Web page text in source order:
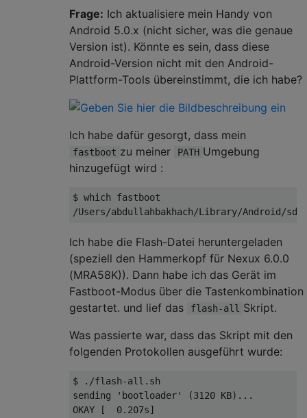
Frage: Ich aktualisiere mein Handy von
Android 5.0.x (nicht sicher, was die genaue
Version ist). Könnte es sein, dass diese
Android-Version nicht mit den Android-
Plattform-Tools übereinstimmt, die ich habe?
Ich habe dafür gesorgt, dass mein
fastboot zu meiner PATH Umgebung
hinzugefügt wird :
$ which fastboot
Ich habe die Flash-Datei heruntergeladen
(speziell den Hammerkopf für Nexux 6.0.0
(MRA58K)). Dann habe ich das Gerät im
Fastboot-Modus über die Tastenkombination
gestartet. und lief das
flash-all Skript.
Was passierte war, dass das Skript mit den
folgenden Protokollen ausgeführt wurde:
$ ./flash-all.sh
sending 'bootloader' (3120 KB)...
OKAY [  0.207s]